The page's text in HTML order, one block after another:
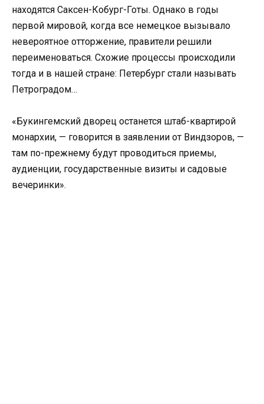
находятся Саксен-Кобург-Готы. Однако в годы
первой мировой, когда все немецкое вызывало
невероятное отторжение, правители решили
переименоваться. Схожие процессы происходили
тогда и в нашей стране: Петербург стали называть
Петроградом…
«Букингемский дворец останется штаб-квартирой
монархии, — говорится в заявлении от Виндзоров, —
там по-прежнему будут проводиться приемы,
аудиенции, государственные визиты и садовые
вечеринки».